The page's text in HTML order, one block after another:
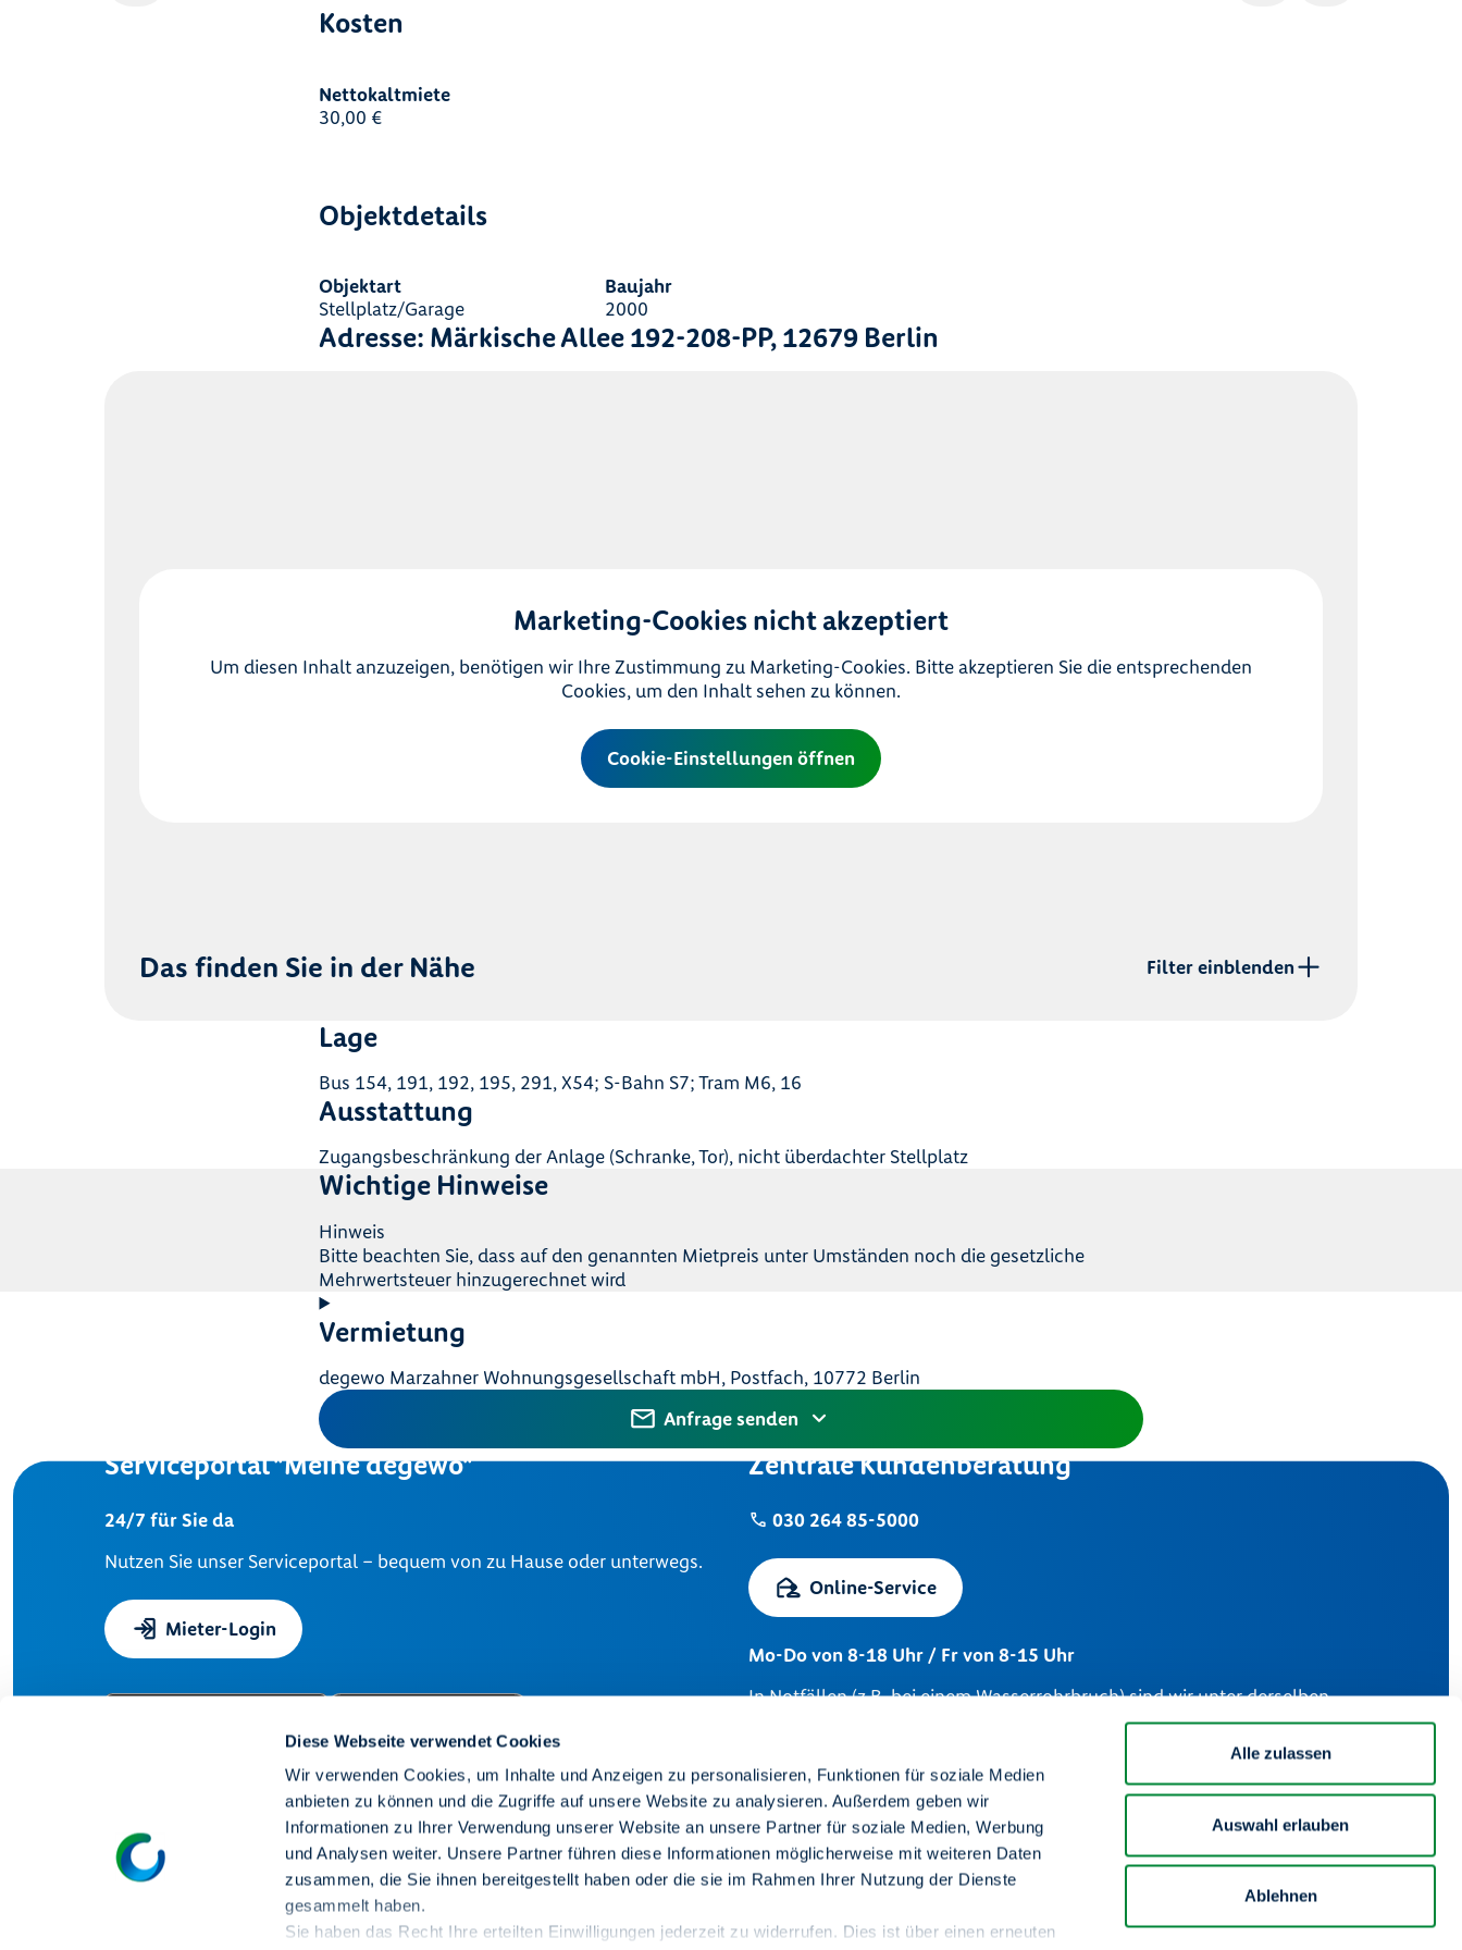
Diese Webseite verwendet Cookies
Wir verwenden Cookies, um Inhalte und Anzeigen zu personalisieren, Funktionen für soziale Medien
anbieten zu können und die Zugriffe auf unsere Website zu analysieren. Außerdem geben wir
Informationen zu Ihrer Verwendung unserer Website an unsere Partner für soziale Medien, Werbung
und Analysen weiter. Unsere Partner führen diese Informationen möglicherweise mit weiteren Daten
zusammen, die Sie ihnen bereitgestellt haben oder die sie im Rahmen Ihrer Nutzung der Dienste
gesammelt haben.
Sie haben das Recht Ihre erteilten Einwilligungen jederzeit zu widerrufen. Dies ist über einen erneuten
Alle zulassen
Auswahl erlauben
Ablehnen
Kosten
Nettokaltmiete
30,00 €
Objektdetails
Objektart
Stellplatz/Garage
Baujahr
2000
Adresse: Märkische Allee 192-208-PP, 12679 Berlin
Marketing-Cookies nicht akzeptiert
Um diesen Inhalt anzuzeigen, benötigen wir Ihre Zustimmung zu Marketing-Cookies. Bitte akzeptieren Sie die entsprechenden
Cookies, um den Inhalt sehen zu können.
Cookie-Einstellungen öffnen
Das finden Sie in der Nähe Filter einblenden
Lage
Bus 154, 191, 192, 195, 291, X54; S-Bahn S7; Tram M6, 16
Ausstattung
Zugangsbeschränkung der Anlage (Schranke, Tor), nicht überdachter Stellplatz
Wichtige Hinweise
Hinweis
Bitte beachten Sie, dass auf den genannten Mietpreis unter Umständen noch die gesetzliche
Mehrwertsteuer hinzugerechnet wird
Vermietung
degewo Marzahner Wohnungsgesellschaft mbH, Postfach, 10772 Berlin
Anfrage senden
Serviceportal "Meine degewo"
24/7 für Sie da
Nutzen Sie unser Serviceportal – bequem von zu Hause oder unterwegs.
Mieter-Login
Zentrale Kundenberatung
030 264 85-5000
Online-Service
Mo-Do von 8-18 Uhr / Fr von 8-15 Uhr
In Notfällen (z.B. bei einem Wasserrohrbruch) sind wir unter derselben
Telefonnummer 24 Stunden an 7 Tagen in der Woche für Sie da.
Mieterservice
Wohnung finden
Unsere Kieze
Wir sind degewo
Karriere
Impressum
Information zur Barrierefreiheit